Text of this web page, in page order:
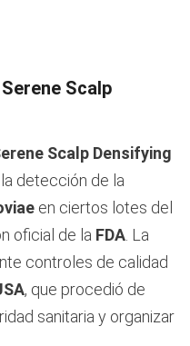
Scalp
Scalp Densifying
detección de la
en ciertos lotes del
oficial de la FDA . La
controles de calidad
, que procedió de
sanitaria y organizar